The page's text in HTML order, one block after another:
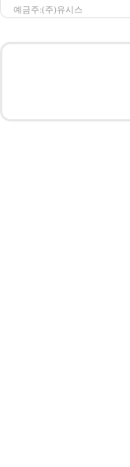
예금주:(주)유시스